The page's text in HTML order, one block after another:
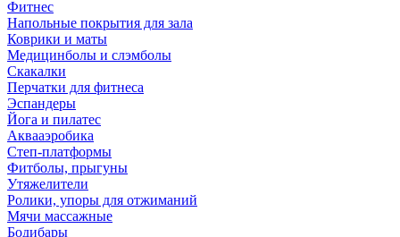
Фитнес
Напольные покрытия для зала
Коврики и маты
Медицинболы и слэмболы
Скакалки
Перчатки для фитнеса
Эспандеры
Йога и пилатес
Аквааэробика
Степ-платформы
Фитболы, прыгуны
Утяжелители
Ролики, упоры для отжиманий
Мячи массажные
Бодибары